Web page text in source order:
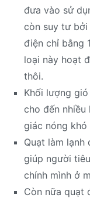
đưa vào sử
còn suy tư bởi
điện chỉ bằng
loại này hoạt
thôi.
Khối lượng
cho đến
giác nóng khó
Quạt làm lạnh
giúp người
chính mình ở
Còn nữa quạt